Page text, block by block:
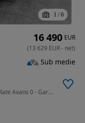
1 / 6
1999 cm3 • 180 CP • Automata - Posibilitate Rate Avans 0 - Garantie 12 Luni - IMPECABILA
16 490 EUR
(13 629 EUR- net)
Sub medie